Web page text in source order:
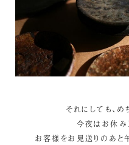
それにしても、め
今夜はお休み
お客様をお見送りのあと